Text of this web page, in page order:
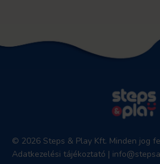
© 2026 Steps & Play Kft. Minden jog
Adatkezelési tájékoztató |